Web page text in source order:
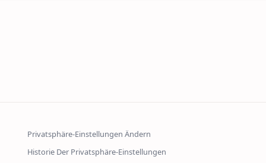
Privatsphäre-Einstellungen Ändern
Historie Der Privatsphäre-Einstellungen